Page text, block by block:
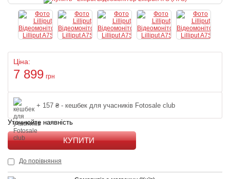
Ціна:
7 899 грн
+ 157 ₴ - кешбек для учасників Fotosale club
Уточнюйте наявність
КУПИТИ
До порівняння